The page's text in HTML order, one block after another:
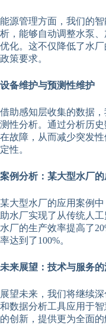
能源管理方面，我们的
析，能够自动调整水泵
优化。这不仅降低了水
政策要求。
设备维护与预测性维护
借助感知层收集的数据
测性分析。通过分析历
在故障，从而减少突发
定性。
案例分析：某大型水厂
某大型水厂的应用案例
助水厂实现了从传统人
水厂的生产效率提高了
率达到了100%。
未来展望：技术与服务
展望未来，我们将继续
和数据分析工具应用于
的创新，提供更为全面